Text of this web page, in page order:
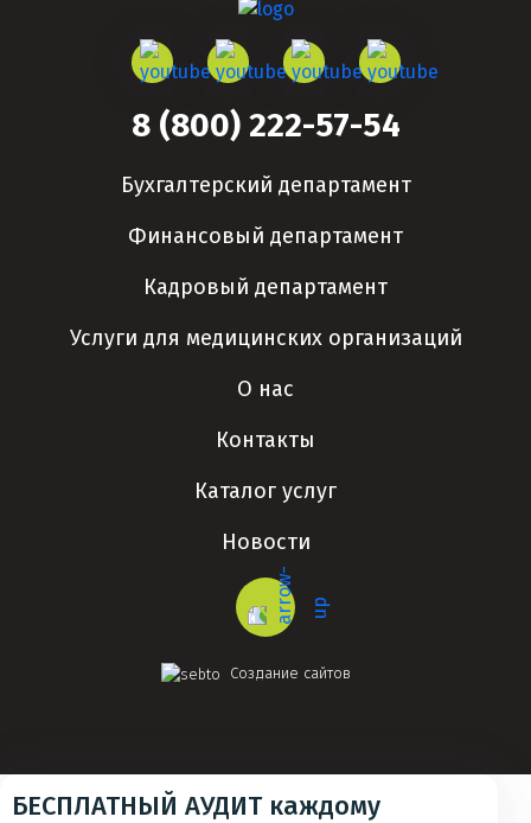
8 (800) 222-57-54
Бухгалтерский департамент
Финансовый департамент
Кадровый департамент
Услуги для медицинских организаций
О нас
Контакты
Каталог услуг
Новости
Создание сайтов
БЕСПЛАТНЫЙ АУДИТ каждому